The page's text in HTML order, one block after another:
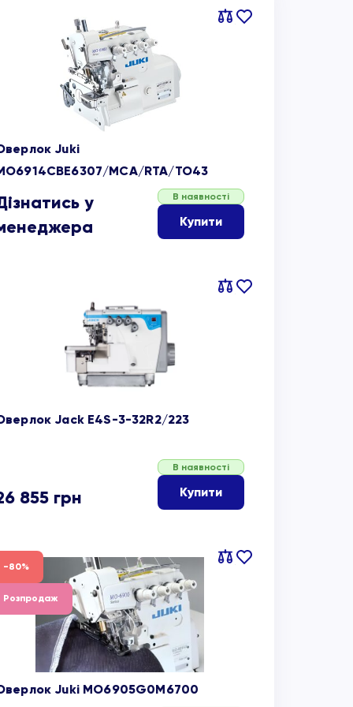
Порівняти
В
Juki
MCA/RTA/TO43
у
В наявності
Купити
Порівняти
В
Jack E4S-3-32R2/223
855 грн
В наявності
Купити
Порівняти
В
-80%
Розпродаж
Juki MO6905G0M6700